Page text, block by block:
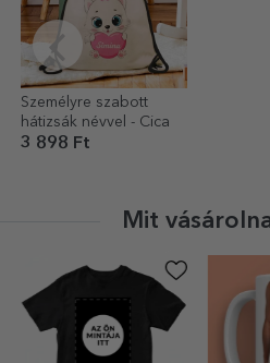
Személyre szabott
hátizsák névvel - Cica
3 898 Ft
Mit
-40%